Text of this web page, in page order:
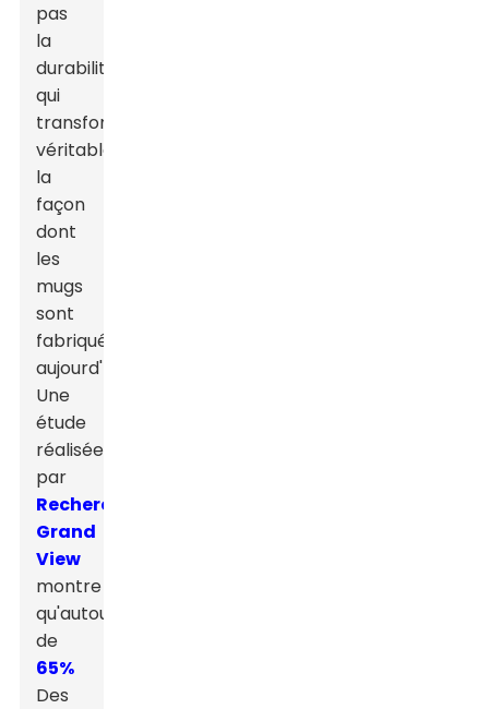
pas
la
durabilité,
qui
transforme
véritablement
la
façon
dont
les
mugs
sont
fabriqués
aujourd'hui.
Une
étude
réalisée
par
Recherche
Grand
View
montre
qu'autour
de
65%
Des